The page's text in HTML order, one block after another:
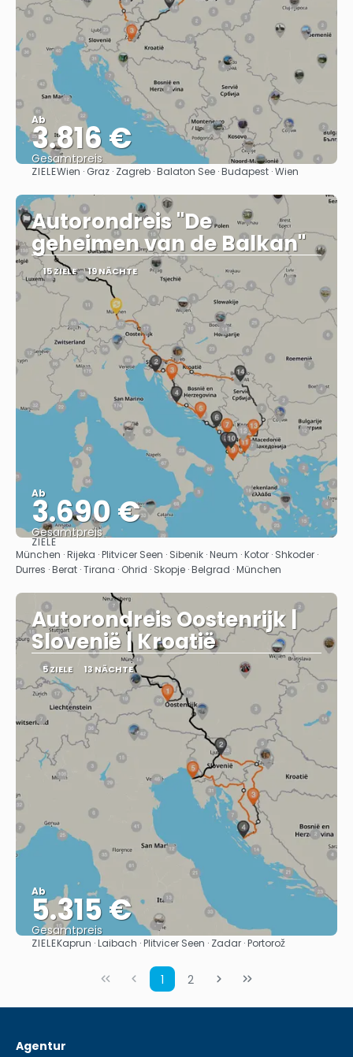
Ab
3.816 €
Gesamtpreis
Sehen
ZIELEWien · Graz · Zagreb · Balaton See · Budapest · Wien
Autorondreis "De
geheimen van de Balkan"
15 ZIELE 19 NÄCHTE
Ab
3.690 €
Gesamtpreis
Sehen
ZIELE
München · Rijeka · Plitvicer Seen · Sibenik · Neum · Kotor · Shkoder ·
Durres · Berat · Tirana · Ohrid · Skopje · Belgrad · München
Autorondreis Oostenrijk |
Slovenië | Kroatië
5 ZIELE 13 NÄCHTE
Ab
5.315 €
Gesamtpreis
Sehen
ZIELEKaprun · Laibach · Plitvicer Seen · Zadar · Portorož
1 2
Agentur